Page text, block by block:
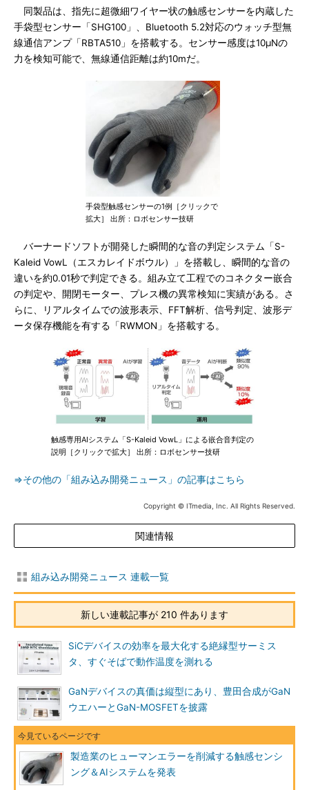
同製品は、指先に超微細ワイヤー状の触感センサーを内蔵した
手袋型センサー「SHG100」、Bluetooth 5.2対応のウォッチ型無
線通信アンプ「RBTA510」を搭載する。センサー感度は10μNの
力を検知可能で、無線通信距離は約10mだ。
手袋型触感センサーの1例［クリックで
拡大］ 出所：ロボセンサー技研
バーナードソフトが開発した瞬間的な音の判定システム「S-
Kaleid VowL（エスカレイドボウル）」を搭載し、瞬間的な音の
違いを約0.01秒で判定できる。組み立て工程でのコネクター嵌合
の判定や、開閉モーター、プレス機の異常検知に実績がある。さ
らに、リアルタイムでの波形表示、FFT解析、信号判定、波形デ
ータ保存機能を有する「RWMON」を搭載する。
触感専用AIシステム「S-Kaleid VowL」による嵌合音判定の
説明［クリックで拡大］ 出所：ロボセンサー技研
⇒その他の「組み込み開発ニュース」の記事はこちら
Copyright © ITmedia, Inc. All Rights Reserved.
関連情報
組み込み開発ニュース 連載一覧
新しい連載記事が 210 件あります
SiCデバイスの効率を最大化する絶縁型サーミス
タ、すぐそばで動作温度を測れる
GaNデバイスの真価は縦型にあり、豊田合成がGaN
ウエハーとGaN-MOSFETを披露
製造業のヒューマンエラーを削減する触感センシ
ング＆AIシステムを発表